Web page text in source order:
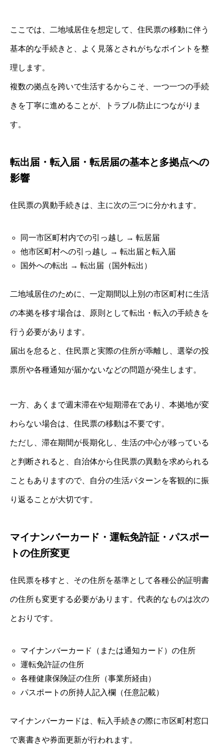
ここでは、二地域居住を想定して、住民票の移動に伴う
基本的な手続きと、よく見落とされがちなポイントを整
理します。
複数の拠点を跨いで生活するからこそ、一つ一つの手続
きを丁寧に進めることが、トラブル防止につながりま
す。
転出届・転入届・転居届の基本と多拠点への
影響
住民票の異動手続きは、主に次の三つに分かれます。
同一市区町村内での引っ越し → 転居届
他市区町村への引っ越し → 転出届と転入届
国外への転出 → 転出届（国外転出）
二地域居住のために、一定期間以上別の市区町村に生活
の本拠を移す場合は、原則として転出・転入の手続きを
行う必要があります。
届出を怠ると、住民票と実際の住所が乖離し、選挙の投
票所や各種通知が届かないなどの問題が発生します。
一方、あくまで週末滞在や短期滞在であり、本拠地が変
わらない場合は、住民票の移動は不要です。
ただし、滞在期間が長期化し、生活の中心が移っている
と判断されると、自治体から住民票の異動を求められる
こともありますので、自分の生活パターンを客観的に振
り返ることが大切です。
マイナンバーカード・運転免許証・パスポー
トの住所変更
住民票を移すと、その住所を基準として各種公的証明書
の住所も変更する必要があります。代表的なものは次の
とおりです。
マイナンバーカード（または通知カード）の住所
運転免許証の住所
各種健康保険証の住所（事業所経由）
パスポートの所持人記入欄（任意記載）
マイナンバーカードは、転入手続きの際に市区町村窓口
で裏書きや券面更新が行われます。